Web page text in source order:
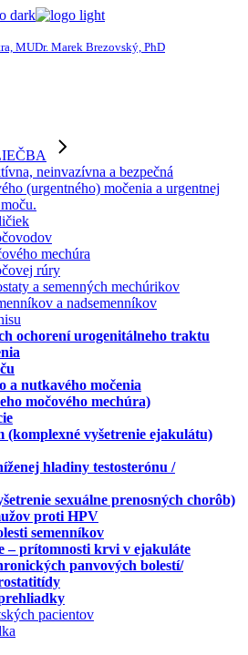
MUDr. Marek Brezovský, PhD
neinvazívna a bezpečná
(urgentného) močenia a urgentnej
mechúra
rúry
a semenných mechúrikov
a nadsemenníkov
ochorení urogenitálneho traktu
a nutkavého močenia
močového mechúra)
(komplexné vyšetrenie ejakulátu)
hladiny testosterónu /
sexuálne prenosných chorôb)
proti HPV
semenníkov
– prítomnosti krvi v ejakuláte
panvových bolestí/
pacientov